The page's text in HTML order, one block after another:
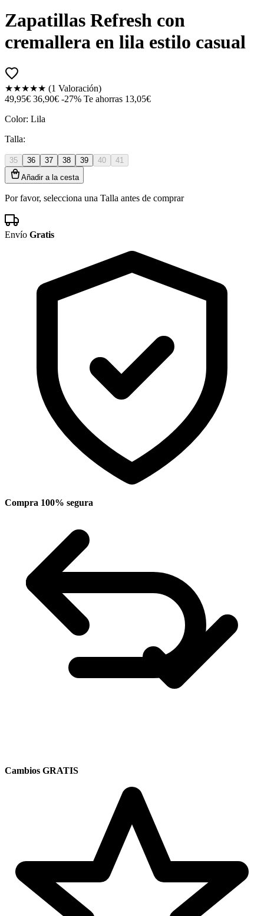
Zapatillas Refresh con
cremallera en lila estilo casual
★★★★★ (1 Valoración)
49,95€ 36,90€ -27% Te ahorras 13,05€
Color: Lila
Talla:
35 36 37 38 39 40
41
Añadir a la cesta
Por favor, selecciona una Talla antes de comprar
Envío Gratis
Compra 100% segura
Cambios GRATIS